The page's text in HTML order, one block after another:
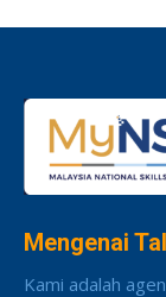
Mengenai
Kami adalah